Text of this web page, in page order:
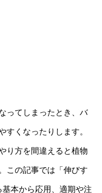
ってしまったとき、バ
すくなったりします。
り方を間違えると植物
この記事では「伸びす
本から応用、適期や注